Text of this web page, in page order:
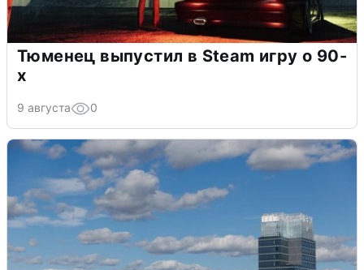
Тюменец выпустил в Steam игру о 90-
х
9 августа 0